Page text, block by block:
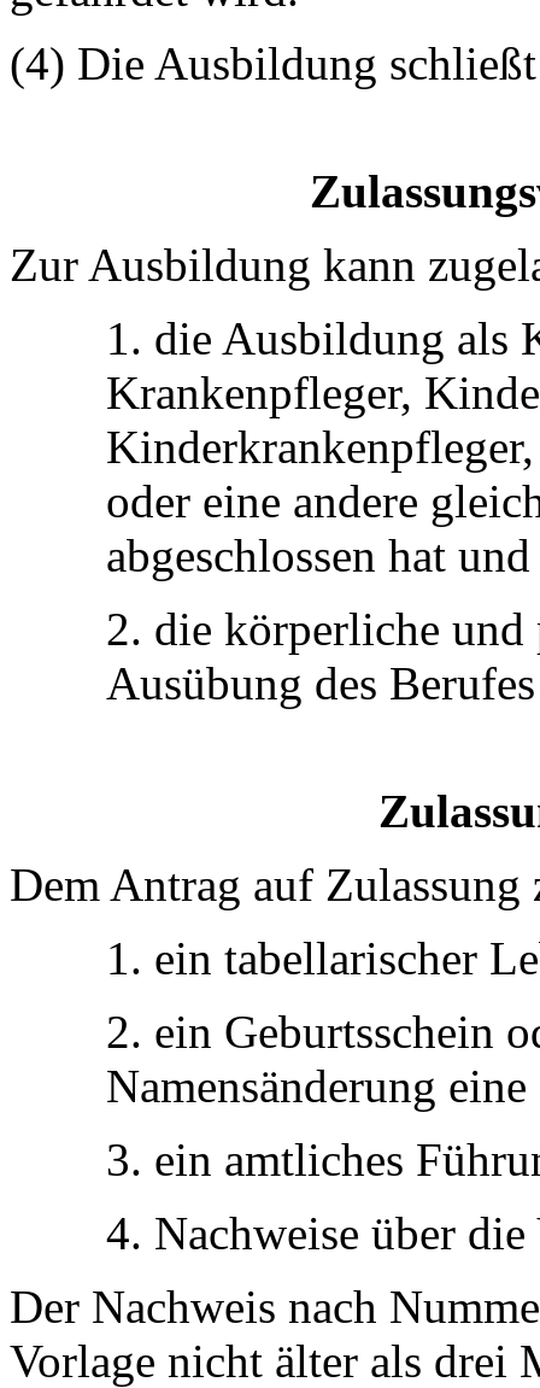
(4) Die Ausbildung
Zur Ausbildung kann
1. die Ausbildung als
Krankenpfleger,
oder eine andere
abgeschlossen hat und
2. die körperliche
Ausübung des
Dem Antrag auf
1. ein tabellarischer
2. ein Geburtsschein
Namensänderung
3. ein amtliches
4. Nachweise über die
Der Nachweis nach
Vorlage nicht älter als drei